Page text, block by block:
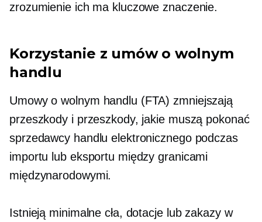
zrozumienie ich ma kluczowe znaczenie.
Korzystanie z umów o wolnym
handlu
Umowy o wolnym handlu (FTA) zmniejszają
przeszkody i przeszkody, jakie muszą pokonać
sprzedawcy handlu elektronicznego podczas
importu lub eksportu między granicami
międzynarodowymi.
Istnieją minimalne cła, dotacje lub zakazy w